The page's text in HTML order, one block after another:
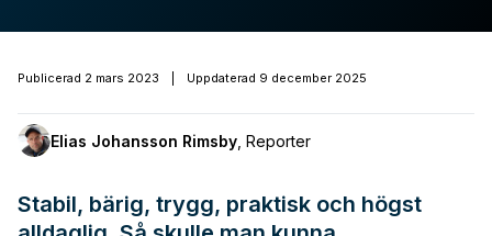
Publicerad 2 mars 2023 Uppdaterad 9 december 2025
Elias Johansson Rimsby Reporter
Stabil, bärig, trygg, praktisk och högst